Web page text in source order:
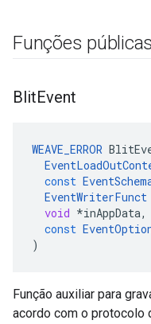
Funções públicas
BlitEvent
WEAVE_ERROR
const
EventWriterFunct
void *inAppData,
const
)
Função auxiliar para
acordo com o protocolo